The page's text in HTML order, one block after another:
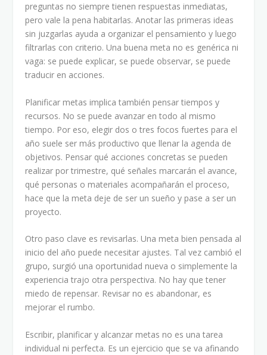
preguntas no siempre tienen respuestas inmediatas,
pero vale la pena habitarlas. Anotar las primeras ideas
sin juzgarlas ayuda a organizar el pensamiento y luego
filtrarlas con criterio. Una buena meta no es genérica ni
vaga: se puede explicar, se puede observar, se puede
traducir en acciones.
Planificar metas implica también pensar tiempos y
recursos. No se puede avanzar en todo al mismo
tiempo. Por eso, elegir dos o tres focos fuertes para el
año suele ser más productivo que llenar la agenda de
objetivos. Pensar qué acciones concretas se pueden
realizar por trimestre, qué señales marcarán el avance,
qué personas o materiales acompañarán el proceso,
hace que la meta deje de ser un sueño y pase a ser un
proyecto.
Otro paso clave es revisarlas. Una meta bien pensada al
inicio del año puede necesitar ajustes. Tal vez cambió el
grupo, surgió una oportunidad nueva o simplemente la
experiencia trajo otra perspectiva. No hay que tener
miedo de repensar. Revisar no es abandonar, es
mejorar el rumbo.
Escribir, planificar y alcanzar metas no es una tarea
individual ni perfecta. Es un ejercicio que se va afinando